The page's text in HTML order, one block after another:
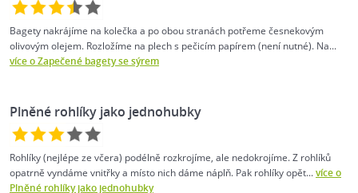
Bagety nakrájíme na kolečka a po obou stranách potřeme česnekovým
olivovým olejem. Rozložíme na plech s pečicím papírem (není nutné). Na...
více o Zapečené bagety se sýrem
Plněné rohlíky jako jednohubky
Rohlíky (nejlépe ze včera) podélně rozkrojíme, ale nedokrojíme. Z rohlíků
opatrně vyndáme vnitřky a místo nich dáme náplň. Pak rohlíky opět...více o
Plněné rohlíky jako jednohubky